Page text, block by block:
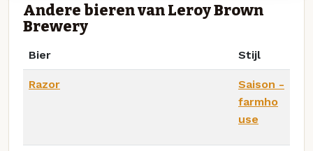
Andere bieren van Leroy Brown
Brewery
Bier Stijl
Razor
Saison -
farmho
use